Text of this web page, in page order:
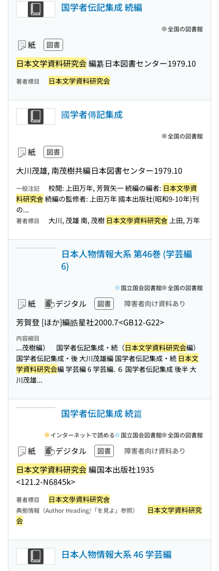
国学者伝記集成 続編
紙 図書
日本文学資料研究会編纂日本図書センター1979.10
全国の図書館
著者標目 日本文学資料研究会
國学者傳記集成
紙 図書
大川茂雄, 南茂樹共編日本図書センター1979.10
全国の図書館
一般注記 校閲: 上田万年, 芳賀矢一 続編の編者: 日本文學資
料研究會 続編の監修者: 上田万年 國本出版社(昭和9-10年)刊
の...
著者標目 大川, 茂雄 南, 茂樹 日本文學資料研究會 上田, 万年
日本人物情報大系 第46巻 (学芸編
6)
紙 デジタル 図書 障害者向け資料あり
芳賀登 [ほか]編皓星社2000.7<GB12-G22>
国立国会図書館 全国の図書館
内容細目
...茂樹編） 国学者伝記集成・続（日本文学資料研究会編）
国学者伝記集成・後 大川茂雄編 国学者伝記集成・続 日本文
学資料研究会編 学芸編 6 学芸編. ６ 国学者伝記集成 後半 大
川茂雄...
国学者伝記集成 続篇
紙 デジタル 図書 障害者向け資料あり
日本文学資料研究会編国本出版社1935
<121.2-N6845k>
インターネットで読める 国立国会図書館 全国の図書館
著者標目 日本文學資料研究會
典拠情報（Author Heading/「を見よ」参照）
日本文学資料研究
会
日本人物情報大系 46 学芸編